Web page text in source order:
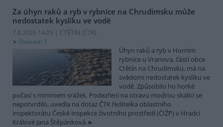
Za úhyn raků a ryb v rybníce na Chrudimsku může
nedostatek kyslíku ve vodě
7.8.2026 14:05 | CTĚTÍN (ČTK)
Diskuse: 1
Úhyn raků a ryb v Horním
rybníce u Vranova, části obce
Ctětín na Chrudimsku, má na
svědomí nedostatek kyslíku ve
vodě. Způsobilo ho horké
počasí s minimem srážek. Podezření na otravu modrou skalicí se
nepotvrdilo, uvedla na dotaz ČTK ředitelka oblastního
inspektorátu České inspekce životního prostředí (ČIŽP) v Hradci
Králové Jana Štěpánková.